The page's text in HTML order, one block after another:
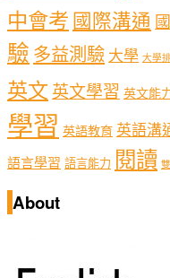
中會考 國際溝通
驗 多益測驗 大學 大學
英文 英文學習 英文能
學習 英語教育 英語溝
語言學習 語言能力 閱讀
About